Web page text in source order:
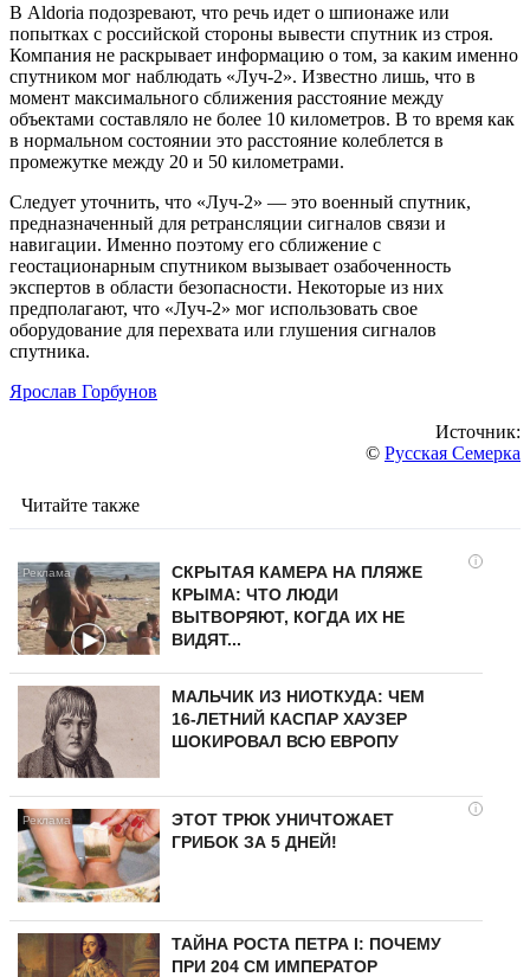
В Aldoria подозревают, что речь идет о шпионаже или
попытках с российской стороны вывести спутник из строя.
Компания не раскрывает информацию о том, за каким именно
спутником мог наблюдать «Луч-2». Известно лишь, что в
момент максимального сближения расстояние между
объектами составляло не более 10 километров. В то время как
в нормальном состоянии это расстояние колеблется в
промежутке между 20 и 50 километрами.
Следует уточнить, что «Луч-2» — это военный спутник,
предназначенный для ретрансляции сигналов связи и
навигации. Именно поэтому его сближение с
геостационарным спутником вызывает озабоченность
экспертов в области безопасности. Некоторые из них
предполагают, что «Луч-2» мог использовать свое
оборудование для перехвата или глушения сигналов
спутника.
Ярослав Горбунов
Источник:
© Русская Семерка
Читайте также
i
СКРЫТАЯ КАМЕРА НА ПЛЯЖЕ
КРЫМА: ЧТО ЛЮДИ
ВЫТВОРЯЮТ, КОГДА ИХ НЕ
ВИДЯТ...
МАЛЬЧИК ИЗ НИОТКУДА: ЧЕМ
16-ЛЕТНИЙ КАСПАР ХАУЗЕР
ШОКИРОВАЛ ВСЮ ЕВРОПУ
i
ЭТОТ ТРЮК УНИЧТОЖАЕТ
ГРИБОК ЗА 5 ДНЕЙ!
ТАЙНА РОСТА ПЕТРА I: ПОЧЕМУ
ПРИ 204 СМ ИМПЕРАТОР